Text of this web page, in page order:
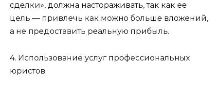
сделки», должна настораживать, так как ее
цель — привлечь как можно больше вложений,
а не предоставить реальную прибыль.
4. Использование услуг профессиональных
юристов